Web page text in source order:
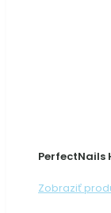
PerfectNails
Zobraziť